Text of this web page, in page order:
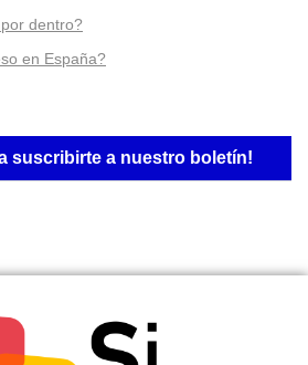
dentro?
en España?
suscribirte a nuestro boletín!